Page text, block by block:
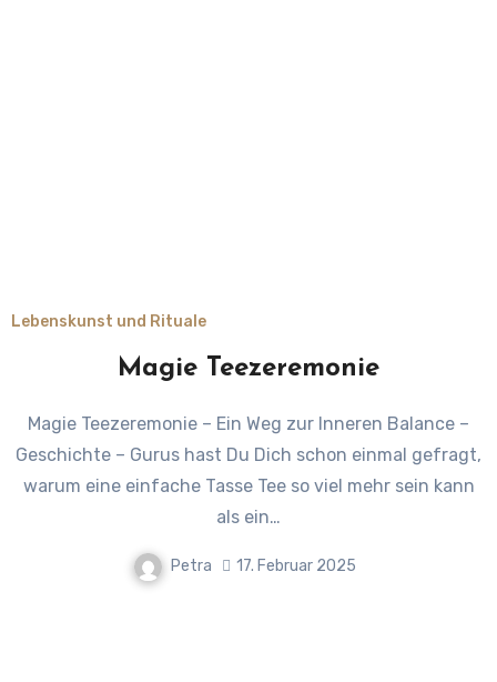
Lebenskunst und Rituale
Magie Teezeremonie
Magie Teezeremonie – Ein Weg zur Inneren Balance –
Geschichte – Gurus hast Du Dich schon einmal gefragt,
warum eine einfache Tasse Tee so viel mehr sein kann
als ein…
Petra 17. Februar 2025